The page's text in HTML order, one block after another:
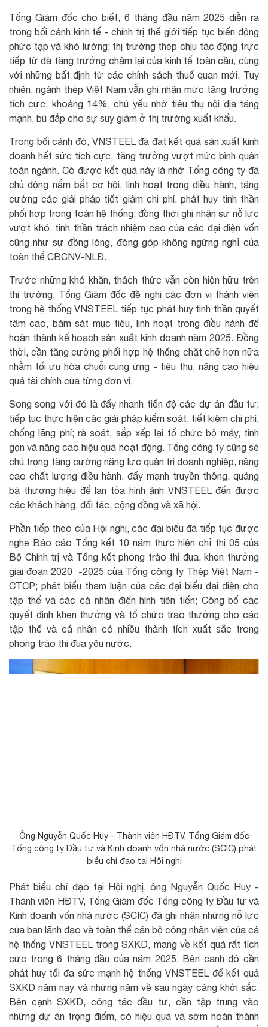
Tổng Giám đốc cho biết, 6 tháng đầu năm 2025 diễn ra
trong bối cảnh kinh tế - chính trị thế giới tiếp tục biến động
phức tạp và khó lường; thị trường thép chịu tác động trực
tiếp từ đà tăng trưởng chậm lại của kinh tế toàn cầu, cùng
với những bất định từ các chính sách thuế quan mới. Tuy
nhiên, ngành thép Việt Nam vẫn ghi nhận mức tăng trưởng
tích cực, khoảng 14%, chủ yếu nhờ tiêu thụ nội địa tăng
mạnh, bù đắp cho sự suy giảm ở thị trường xuất khẩu.
Trong bối cảnh đó, VNSTEEL đã đạt kết quả sản xuất kinh
doanh hết sức tích cực, tăng trưởng vượt mức bình quân
toàn ngành. Có được kết quả này là nhờ Tổng công ty đã
chủ động nắm bắt cơ hội, linh hoạt trong điều hành, tăng
cường các giải pháp tiết giảm chi phí, phát huy tinh thần
phối hợp trong toàn hệ thống; đồng thời ghi nhận sự nỗ lực
vượt khó, tinh thần trách nhiệm cao của các đại diện vốn
cũng như sự đồng lòng, đóng góp không ngừng nghỉ của
toàn thể CBCNV-NLĐ.
Trước những khó khăn, thách thức vẫn còn hiện hữu trên
thị trường, Tổng Giám đốc đề nghị các đơn vị thành viên
trong hệ thống VNSTEEL tiếp tục phát huy tinh thần quyết
tâm cao, bám sát mục tiêu, linh hoạt trong điều hành để
hoàn thành kế hoạch sản xuất kinh doanh năm 2025. Đồng
thời, cần tăng cường phối hợp hệ thống chặt chẽ hơn nữa
nhằm tối ưu hóa chuỗi cung ứng - tiêu thụ, nâng cao hiệu
quả tài chính của từng đơn vị.
Song song với đó là đẩy nhanh tiến độ các dự án đầu tư;
tiếp tục thực hiện các giải pháp kiểm soát, tiết kiệm chi phí,
chống lãng phí; rà soát, sắp xếp lại tổ chức bộ máy, tinh
gọn và nâng cao hiệu quả hoạt động. Tổng công ty cũng sẽ
chú trọng tăng cường năng lực quản trị doanh nghiệp, nâng
cao chất lượng điều hành, đẩy mạnh truyền thông, quảng
bá thương hiệu để lan tỏa hình ảnh VNSTEEL đến được
các khách hàng, đối tác, cộng đồng và xã hội.
Phần tiếp theo của Hội nghị, các đại biểu đã tiếp tục được
nghe Báo cáo Tổng kết 10 năm thực hiện chỉ thị 05 của
Bộ Chính trị và Tổng kết phong trào thi đua, khen thưởng
giai đoạn 2020 -2025 của Tổng công ty Thép Việt Nam -
CTCP; phát biểu tham luận của các đại biểu đại diện cho
tập thể và các cá nhân điển hình tiên tiến; Công bố các
quyết định khen thưởng và tổ chức trao thưởng cho các
tập thể và cá nhân có nhiều thành tích xuất sắc trong
phong trào thi đua yêu nước.
Ông Nguyễn Quốc Huy - Thành viên HĐTV, Tổng Giám đốc
Tổng công ty Đầu tư và Kinh doanh vốn nhà nước (SCIC) phát
biểu chỉ đạo tại Hội nghị
Phát biểu chỉ đạo tại Hội nghị, ông Nguyễn Quốc Huy -
Thành viên HĐTV, Tổng Giám đốc Tổng công ty Đầu tư và
Kinh doanh vốn nhà nước (SCIC) đã ghi nhận những nỗ lực
của ban lãnh đạo và toàn thể cán bộ công nhân viên của cả
hệ thống VNSTEEL trong SXKD, mang về kết quả rất tích
cực trong 6 tháng đầu của năm 2025. Bên cạnh đó cần
phát huy tối đa sức mạnh hệ thống VNSTEEL để kết quả
SXKD năm nay và những năm về sau ngày càng khởi sắc.
Bên cạnh SXKD, công tác đầu tư, cần tập trung vào
những dự án trọng điểm, có hiệu quả và sớm hoàn thành